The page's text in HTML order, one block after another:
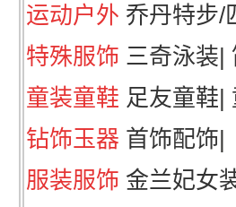
运动户外 乔丹特步/
特殊服饰 三奇泳装|
童装童鞋 足友童鞋|
钻饰玉器 首饰配饰|
服装服饰 金兰妃女